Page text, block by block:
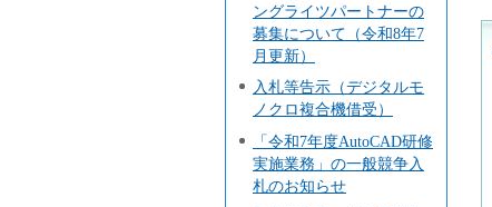
ングライツパートナーの
募集について（令和8年7
月更新）
入札等告示（デジタルモ
ノクロ複合機借受）
「令和7年度AutoCAD研修
実施業務」の一般競争入
札のお知らせ